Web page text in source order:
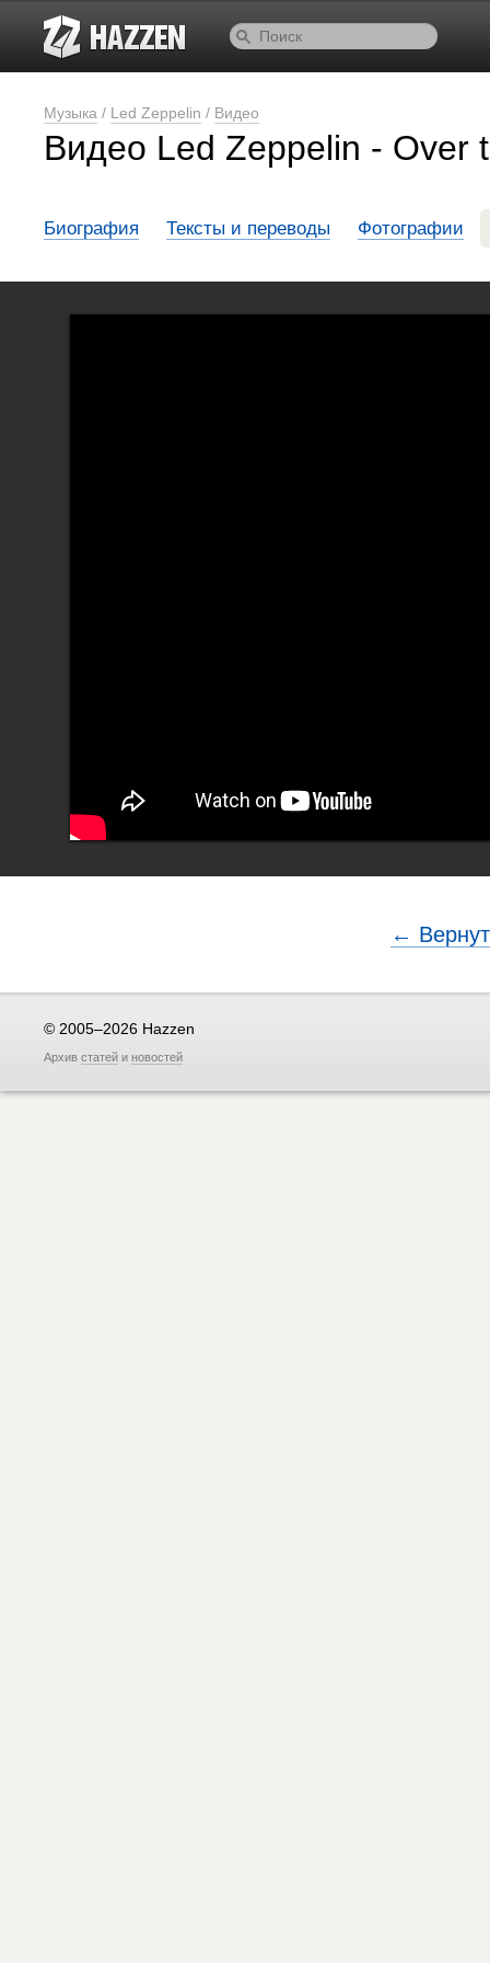
Музыка / Led Zeppelin / Видео
Видео Led Zeppelin - Over
Биография Тексты и переводы Фотографии
←
© 2005–2026 Hazzen
Архив статей и новостей